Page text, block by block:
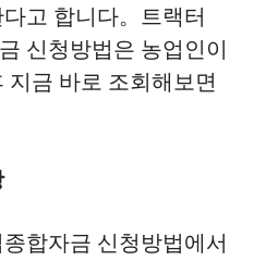
고 합니다。트랙터
신청방법은 농업인이
지금 바로 조회해보면
합자금 신청방법에서